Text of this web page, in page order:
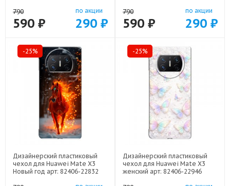
790
590 ₽
по акции
290 ₽
790
590 ₽
по акции
290 ₽
-25%
Дизайнерский пластиковый
чехол для Huawei Mate X3
Новый год арт: 82406-22832
-25%
Дизайнерский пластиковый
чехол для Huawei Mate X3
женский арт: 82406-22946